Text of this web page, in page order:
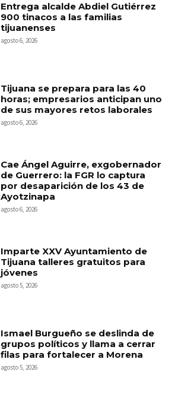
Entrega alcalde Abdiel Gutiérrez
900 tinacos a las familias
tijuanenses
agosto 6, 2026
Tijuana se prepara para las 40
horas; empresarios anticipan uno
de sus mayores retos laborales
agosto 6, 2026
Cae Ángel Aguirre, exgobernador
de Guerrero: la FGR lo captura
por desaparición de los 43 de
Ayotzinapa
agosto 6, 2026
Imparte XXV Ayuntamiento de
Tijuana talleres gratuitos para
jóvenes
agosto 5, 2026
Ismael Burgueño se deslinda de
grupos políticos y llama a cerrar
filas para fortalecer a Morena
agosto 5, 2026